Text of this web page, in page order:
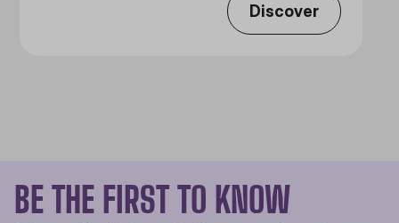
Discover
BE THE FIRST TO KNOW